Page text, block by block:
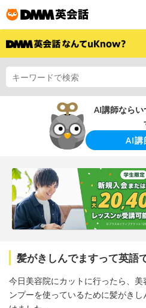
AI講師なら
AI講
髪がきしんでますって英語
今日美容院にカットに行ったら、
ンプーを使っているために髪がき